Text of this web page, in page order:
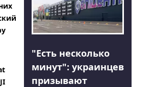
"Есть несколько
минут": украинцев
призывают